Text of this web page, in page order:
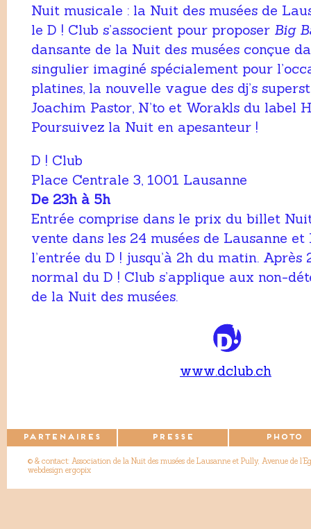
Nuit musicale : la Nuit des musées de
le D ! Club s’associent pour proposer Big
dansante de la Nuit des musées conçue
singulier imaginé spécialement pour
platines, la nouvelle vague des dj’s
Joachim Pastor, N’to et Worakls du label
Poursuivez la Nuit en apesanteur !
D ! Club
Place Centrale 3, 1001 Lausanne
De 23h à 5h
Entrée comprise dans le prix du billet Nuit
vente dans les 24 musées de Lausanne
l’entrée du D ! jusqu’à 2h du matin.
normal du D ! Club s’applique aux non-
de la Nuit des musées.
www.dclub.ch
PARTENAIRES PRESSE PHOTO
© & contact: Association de la Nuit des musées de Lausanne et Pully, Avenue de
webdesign ergopix